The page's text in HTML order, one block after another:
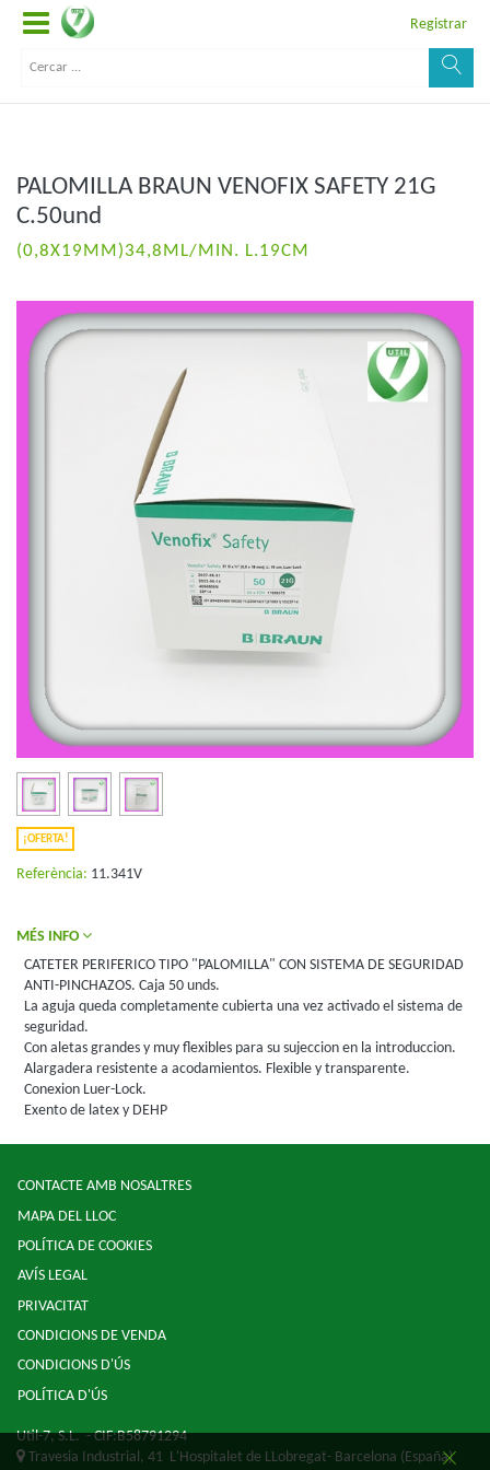
Registrar
PALOMILLA BRAUN VENOFIX SAFETY 21G
C.50und
(0,8X19MM)34,8ML/MIN. L.19CM
¡OFERTA!
Referència: 11.341V
MÉS INFO
CATETER PERIFERICO TIPO "PALOMILLA" CON SISTEMA DE SEGURIDAD
ANTI-PINCHAZOS. Caja 50 unds.
La aguja queda completamente cubierta una vez activado el sistema de
seguridad.
Con aletas grandes y muy flexibles para su sujeccion en la introduccion.
Alargadera resistente a acodamientos. Flexible y transparente.
Conexion Luer-Lock.
Exento de latex y DEHP
CONTACTE AMB NOSALTRES
MAPA DEL LLOC
POLÍTICA DE COOKIES
AVÍS LEGAL
PRIVACITAT
CONDICIONS DE VENDA
CONDICIONS D'ÚS
POLÍTICA D'ÚS
Util-7, S.L.- CIF:B58791294
Travesia Industrial, 41 L'Hospitalet de LLobregat- Barcelona (España)